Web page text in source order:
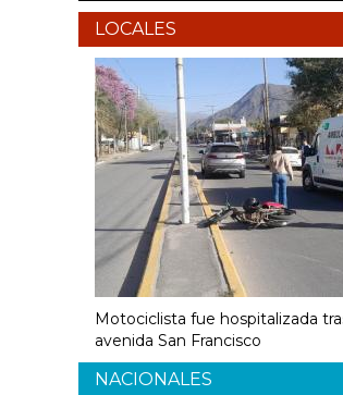
LOCALES
Motociclista fue hospitalizada
avenida San Francisco
NACIONALES